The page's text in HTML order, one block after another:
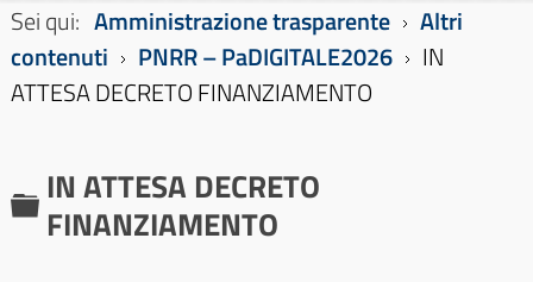
Sei qui: Amministrazione trasparente
Altri
contenuti
PNRR – PaDIGITALE2026
IN
ATTESA DECRETO FINANZIAMENTO
C
a
IN ATTESA DECRETO
FINANZIAMENTO